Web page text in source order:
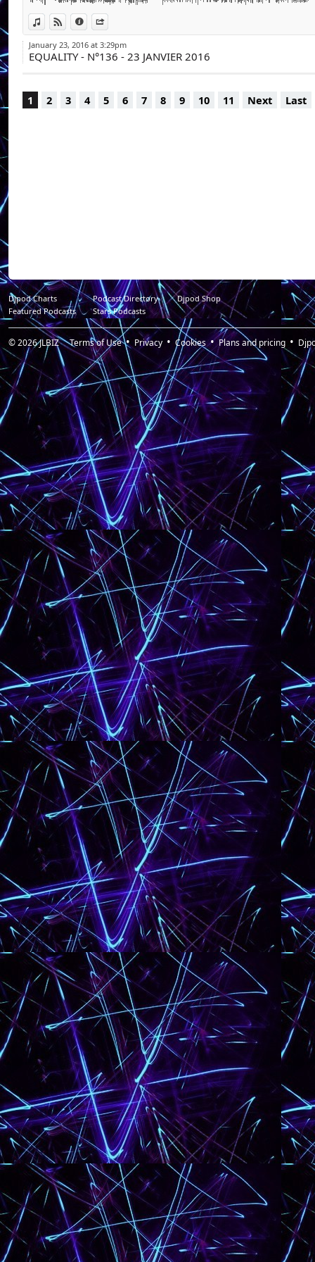
Retrouvez nos
View in iTunes
View on Djpod
Information
January 23, 2016 at 3:29pm
EQUALITY - N°136 - 23 JANVIER 2016
1 2 3 4 5 6 7 8 9 10 11 Next Last
Djpod Charts Podcast Directory
Djpod Shop
Featured Podcasts
Stars Podcasts
© 2026JLBIZ Terms of Use Privacy Cookies Plans and pricing